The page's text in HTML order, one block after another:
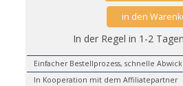
in den
In der Regel in 1-2
Einfacher Bestellprozess, schnelle
In Kooperation mit dem Affiliatepartner